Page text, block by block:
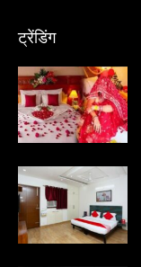
ट्रेंडिंग